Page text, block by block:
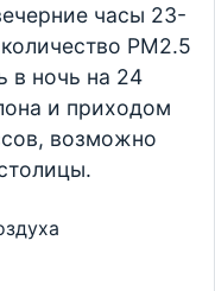
часы 23-
PM2.5
в ночь на 24
и приходом
возможно